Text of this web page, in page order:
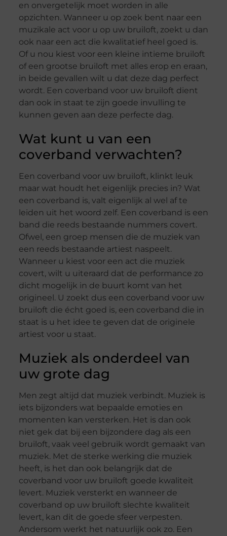
en onvergetelijk moet worden in alle
opzichten. Wanneer u op zoek bent naar een
muzikale act voor u op uw bruiloft, zoekt u dan
ook naar een act die kwalitatief heel goed is.
Of u nou kiest voor een kleine intieme bruiloft
of een grootse bruiloft met alles erop en eraan,
in beide gevallen wilt u dat deze dag perfect
wordt. Een coverband voor uw bruiloft dient
dan ook in staat te zijn goede invulling te
kunnen geven aan deze perfecte dag.
Wat kunt u van een
coverband verwachten?
Een coverband voor uw bruiloft, klinkt leuk
maar wat houdt het eigenlijk precies in? Wat
een coverband is, valt eigenlijk al wel af te
leiden uit het woord zelf. Een coverband is een
band die reeds bestaande nummers covert.
Ofwel, een groep mensen die de muziek van
een reeds bestaande artiest naspeelt.
Wanneer u kiest voor een act die muziek
covert, wilt u uiteraard dat de performance zo
dicht mogelijk in de buurt komt van het
origineel. U zoekt dus een coverband voor uw
bruiloft die écht goed is, een coverband die in
staat is u het idee te geven dat de originele
artiest voor u staat.
Muziek als onderdeel van
uw grote dag
Men zegt altijd dat muziek verbindt. Muziek is
iets bijzonders wat bepaalde emoties en
momenten kan versterken. Het is dan ook
niet gek dat bij een bijzondere dag als een
bruiloft, vaak veel gebruik wordt gemaakt van
muziek. Met de sterke werking die muziek
heeft, is het dan ook belangrijk dat de
coverband voor uw bruiloft goede kwaliteit
levert. Muziek versterkt en wanneer de
coverband op uw bruiloft slechte kwaliteit
levert, kan dit de goede sfeer verpesten.
Andersom werkt het natuurlijk ook zo. Een